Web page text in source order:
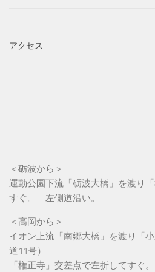
アクセス
＜砺波から＞
運動公園下流「砺波大橋」を渡り
すぐ。 左側道沿い。
＜高岡から＞
イオン上流「南郷大橋」を渡り「
道11号）
「権正寺」交差点で左折してすぐ